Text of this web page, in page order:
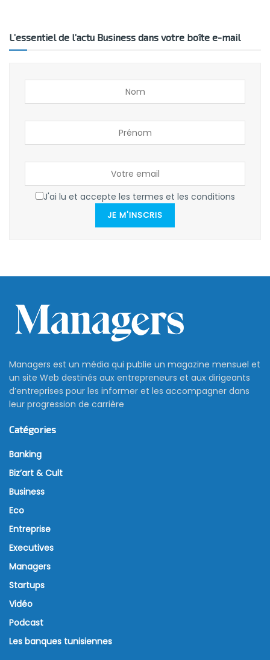
L’essentiel de l’actu Business dans votre boîte e-mail
J'ai lu et accepte les termes et les conditions
JE M'INSCRIS
Managers est un média qui publie un magazine mensuel et
un site Web destinés aux entrepreneurs et aux dirigeants
d’entreprises pour les informer et les accompagner dans
leur progression de carrière
Catégories
Banking
Biz’art & Cult
Business
Eco
Entreprise
Executives
Managers
Startups
Vidéo
Podcast
Les banques tunisiennes